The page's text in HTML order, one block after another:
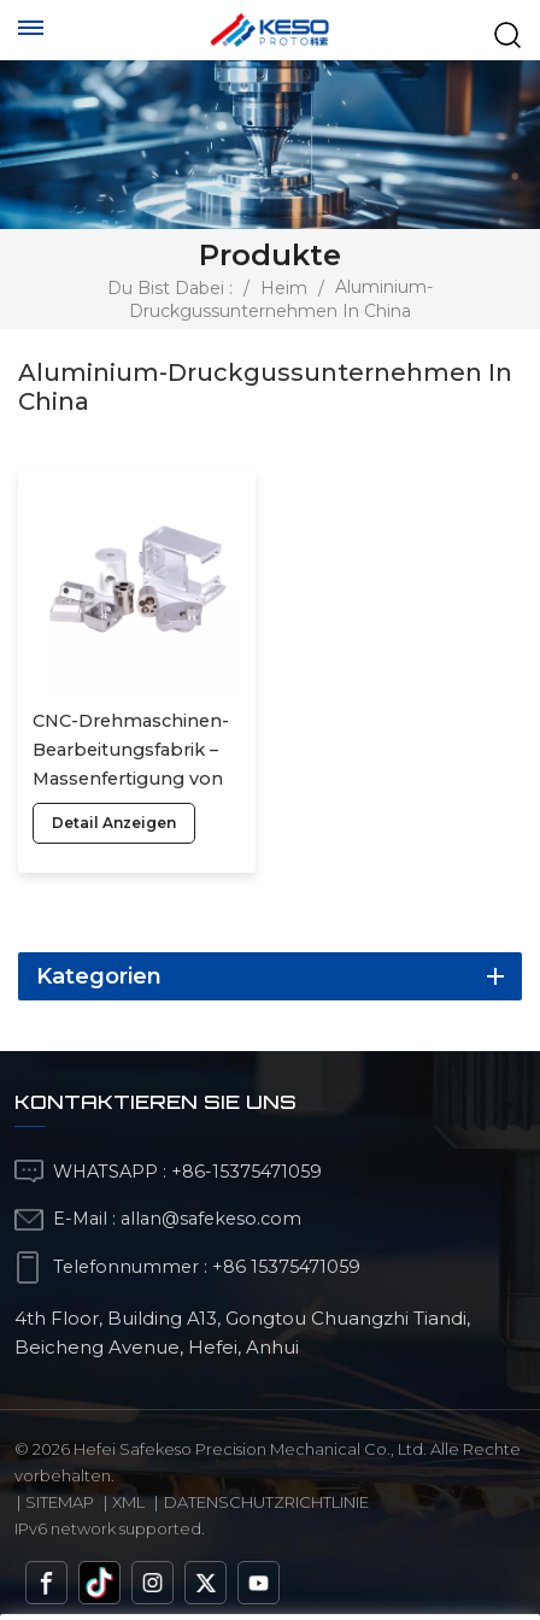
Produkte
Du Bist Dabei : / Heim / Aluminium-
Druckgussunternehmen In China
Aluminium-Druckgussunternehmen In
China
CNC-Drehmaschinen-
Bearbeitungsfabrik –
Massenfertigung von
kundenspezifischen,
nicht standardisierten
Detail Anzeigen
Kategorien
KONTAKTIEREN SIE UNS
WHATSAPP : +86-15375471059
E-Mail : allan@safekeso.com
Telefonnummer : +86 15375471059
4th Floor, Building A13, Gongtou Chuangzhi Tiandi,
Beicheng Avenue, Hefei, Anhui
© 2026 Hefei Safekeso Precision Mechanical Co., Ltd. Alle Rechte
vorbehalten.
| SITEMAP | XML | DATENSCHUTZRICHTLINIE
IPv6 network supported.